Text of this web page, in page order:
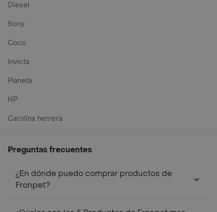
Diesel
Sony
Coco
Invicta
Planeta
HP
Carolina herrera
Preguntas frecuentes
¿En dónde puedo comprar productos de
Fronpet?